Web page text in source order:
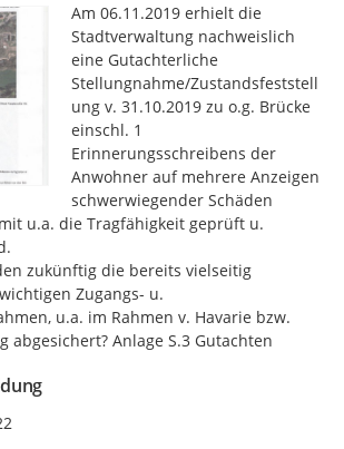
Am 06.11.2019 erhielt die
Stadtverwaltung nachweislich
eine Gutachterliche
Stellungnahme/Zustandsfeststell
ung v. 31.10.2019 zu o.g. Brücke
einschl. 1
Erinnerungsschreibens der
Anwohner auf mehrere Anzeigen
schwerwiegender Schäden
u.a. die Tragfähigkeit geprüft u.
zukünftig die bereits vielseitig
Zugangs- u.
u.a. im Rahmen v. Havarie bzw.
abgesichert? Anlage S.3 Gutachten
Erstellens